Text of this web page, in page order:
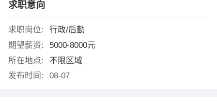
求职意向
求职岗位:
行政/后勤
期望薪资:
5000-8000元
所在地点:
不限区域
发布时间:
08-07